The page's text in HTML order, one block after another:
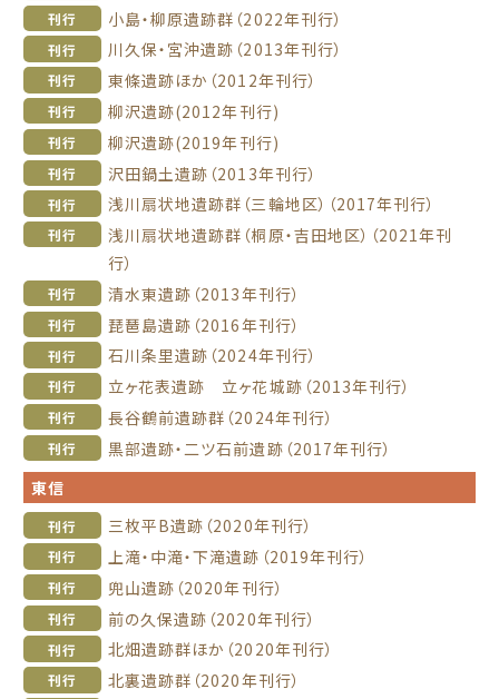
刊行 小島・柳原遺跡群（2022年刊行）
刊行 川久保・宮沖遺跡（2013年刊行）
刊行 東條遺跡ほか（2012年刊行）
刊行 柳沢遺跡(2012年刊行)
刊行 柳沢遺跡(2019年刊行)
刊行 沢田鍋土遺跡（2013年刊行）
刊行 浅川扇状地遺跡群（三輪地区）（2017年刊行）
刊行
浅川扇状地遺跡群（桐原・吉田地区）（2021年刊
行）
刊行 清水東遺跡（2013年刊行）
刊行 琵琶島遺跡（2016年刊行）
刊行 石川条里遺跡（2024年刊行）
刊行 立ヶ花表遺跡 立ヶ花城跡（2013年刊行）
刊行 長谷鶴前遺跡群（2024年刊行）
刊行
黒部遺跡・二ツ石前遺跡（2017年刊行）
東信
刊行 三枚平B遺跡（2020年刊行）
刊行 上滝・中滝・下滝遺跡（2019年刊行）
刊行 兜山遺跡（2020年刊行）
刊行 前の久保遺跡（2020年刊行）
刊行 北畑遺跡群ほか（2020年刊行）
刊行 北裏遺跡群（2020年刊行）